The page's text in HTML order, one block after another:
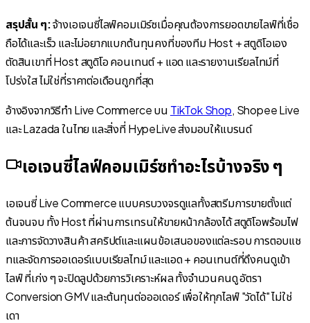
สรุปสั้น ๆ:จ้างเอเจนซี่ไลฟ์คอมเมิร์ซเมื่อคุณต้องการยอดขายไลฟ์ที่เชื่อ
ถือได้และเร็ว และไม่อยากแบกต้นทุนคงที่ของทีม Host + สตูดิโอเอง
ตัดสินเขาที่ Host สตูดิโอ คอนเทนต์ + แอด และรายงานเรียลไทม์ที่
โปร่งใส ไม่ใช่ที่ราคาต่อเดือนถูกที่สุด
อ้างอิงจากวิธีทำ Live Commerce บน TikTok Shop, Shopee Live
และ Lazada ในไทย และสิ่งที่ HypeLive ส่งมอบให้แบรนด์
เอเจนซี่ไลฟ์คอมเมิร์ซทำอะไรบ้างจริง ๆ
เอเจนซี่ Live Commerce แบบครบวงจรดูแลทั้งสตรีมการขายตั้งแต่
ต้นจนจบ ทั้ง Host ที่ผ่านการเทรนให้ขายหน้ากล้องได้ สตูดิโอพร้อมไฟ
และการจัดวางสินค้า สคริปต์และแผนข้อเสนอของแต่ละรอบ การตอบแช
ทและจัดการออเดอร์แบบเรียลไทม์ และแอด + คอนเทนต์ที่ดึงคนดูเข้า
ไลฟ์ ที่เก่ง ๆ จะปิดลูปด้วยการวิเคราะห์ผล ทั้งจำนวนคนดู อัตรา
Conversion GMV และต้นทุนต่อออเดอร์ เพื่อให้ทุกไลฟ์ "วัดได้" ไม่ใช่
เดา